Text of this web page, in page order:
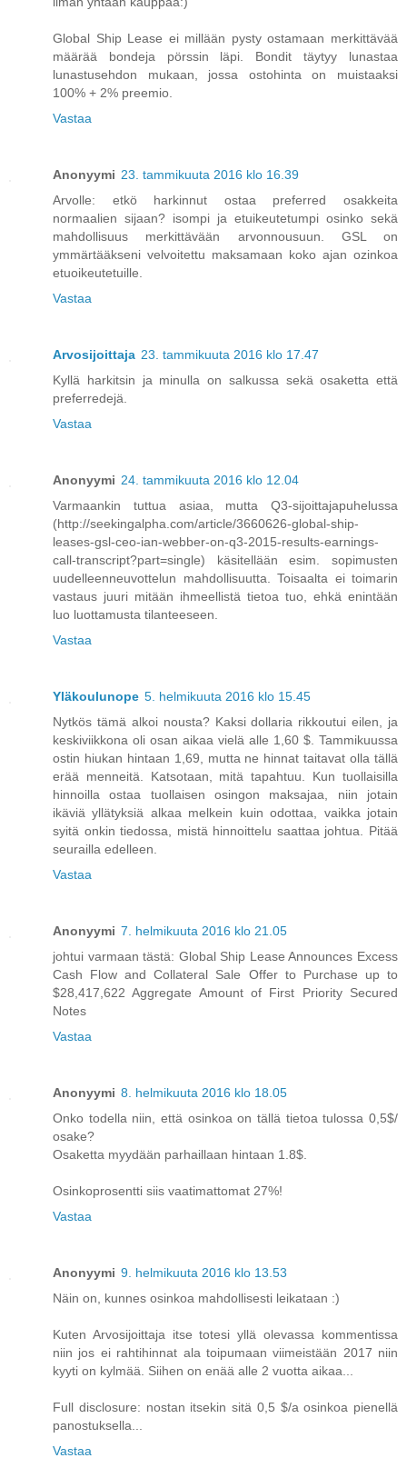
Global Ship Lease ei millään pysty ostamaan merkittävää
määrää bondeja pörssin läpi. Bondit täytyy lunastaa
lunastusehdon mukaan, jossa ostohinta on muistaaksi
100% + 2% preemio.
Vastaa
Anonyymi 23. tammikuuta 2016 klo 16.39
Arvolle: etkö harkinnut ostaa preferred osakkeita
normaalien sijaan? isompi ja etuikeutetumpi osinko sekä
mahdollisuus merkittävään arvonnousuun. GSL on
ymmärtääkseni velvoitettu maksamaan koko ajan ozinkoa
etuoikeutetuille.
Vastaa
Arvosijoittaja 23. tammikuuta 2016 klo 17.47
Kyllä harkitsin ja minulla on salkussa sekä osaketta että
preferredejä.
Vastaa
Anonyymi 24. tammikuuta 2016 klo 12.04
Varmaankin tuttua asiaa, mutta Q3-sijoittajapuhelussa
(http://seekingalpha.com/article/3660626-global-ship-
leases-gsl-ceo-ian-webber-on-q3-2015-results-earnings-
call-transcript?part=single) käsitellään esim. sopimusten
uudelleenneuvottelun mahdollisuutta. Toisaalta ei toimarin
vastaus juuri mitään ihmeellistä tietoa tuo, ehkä enintään
luo luottamusta tilanteeseen.
Vastaa
Yläkoulunope 5. helmikuuta 2016 klo 15.45
Nytkös tämä alkoi nousta? Kaksi dollaria rikkoutui eilen, ja
keskiviikkona oli osan aikaa vielä alle 1,60 $. Tammikuussa
ostin hiukan hintaan 1,69, mutta ne hinnat taitavat olla tällä
erää menneitä. Katsotaan, mitä tapahtuu. Kun tuollaisilla
hinnoilla ostaa tuollaisen osingon maksajaa, niin jotain
ikäviä yllätyksiä alkaa melkein kuin odottaa, vaikka jotain
syitä onkin tiedossa, mistä hinnoittelu saattaa johtua. Pitää
seurailla edelleen.
Vastaa
Anonyymi 7. helmikuuta 2016 klo 21.05
johtui varmaan tästä: Global Ship Lease Announces Excess
Cash Flow and Collateral Sale Offer to Purchase up to
$28,417,622 Aggregate Amount of First Priority Secured
Notes
Vastaa
Anonyymi 8. helmikuuta 2016 klo 18.05
Onko todella niin, että osinkoa on tällä tietoa tulossa 0,5$/
osake?
Osaketta myydään parhaillaan hintaan 1.8$.
Osinkoprosentti siis vaatimattomat 27%!
Vastaa
Anonyymi 9. helmikuuta 2016 klo 13.53
Näin on, kunnes osinkoa mahdollisesti leikataan :)
Kuten Arvosijoittaja itse totesi yllä olevassa kommentissa
niin jos ei rahtihinnat ala toipumaan viimeistään 2017 niin
kyyti on kylmää. Siihen on enää alle 2 vuotta aikaa...
Full disclosure: nostan itsekin sitä 0,5 $/a osinkoa pienellä
panostuksella...
Vastaa